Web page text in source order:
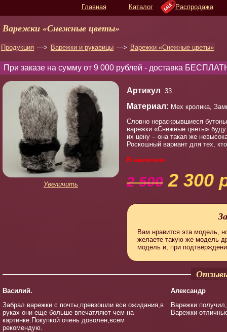
Главная Каталог Распродажа
Варежки «Снежные цветы»
Продукция —> Варежки и рукавицы —> Варежки «Снежные цветы»
При заказе на сумму от 9 000 рублей - доставка
Увеличить
Артикул: 33
Материал: Мех кролика,
Словно нераскрывшиеся
варежки «Снежные цветы»
их цену – она такая же
Роскошный вариант для тех,
В наличии.
2 500 2 300
Вам нравится эта модель,
желаете такую-же модель
модель и, при
Василий.
Забрал варежки с почты,превзошли все ожидания,в
руках они еще больше впечатляют чем на
картинке.Покупкой очень доволен,всем
рекомендую.
Александр
Варежки
Варежки